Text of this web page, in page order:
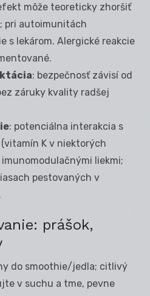
môže teoreticky zhoršiť
pri autoimunitách
s lekárom. Alergické reakcie
: bezpečnosť závisí od
záruky kvality radšej
: potenciálna interakcia s
K v niektorých
liekmi;
pestovaných v
prášok,
do smoothie/jedla; citlivý
v suchu a tme, pevne